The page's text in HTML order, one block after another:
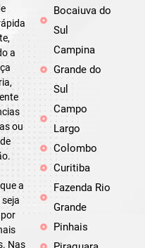
a
ou
a
Nas
Bocaiuva do
Sul
Campina
Grande do
Sul
Campo
Largo
Colombo
Curitiba
Fazenda Rio
Grande
Pinhais